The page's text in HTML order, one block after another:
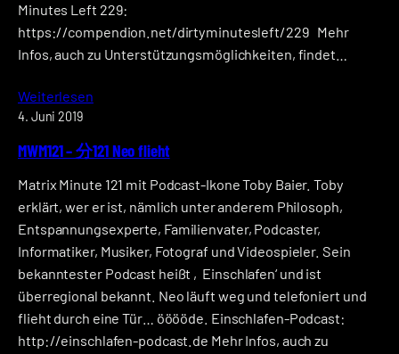
Minutes Left 229:
https://compendion.net/dirtyminutesleft/229 Mehr
Infos, auch zu Unterstützungsmöglichkeiten, findet…
Weiterlesen
4. Juni 2019
MWM121 – 分121 Neo flieht
Matrix Minute 121 mit Podcast-Ikone Toby Baier. Toby
erklärt, wer er ist, nämlich unter anderem Philosoph,
Entspannungsexperte, Familienvater, Podcaster,
Informatiker, Musiker, Fotograf und Videospieler. Sein
bekanntester Podcast heißt ‚Einschlafen‘ und ist
überregional bekannt. Neo läuft weg und telefoniert und
flieht durch eine Tür… ööööde. Einschlafen-Podcast:
http://einschlafen-podcast.de Mehr Infos, auch zu